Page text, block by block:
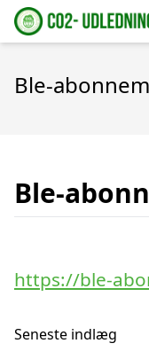
Ble-
Ble-
https://ble-
Seneste indlæg